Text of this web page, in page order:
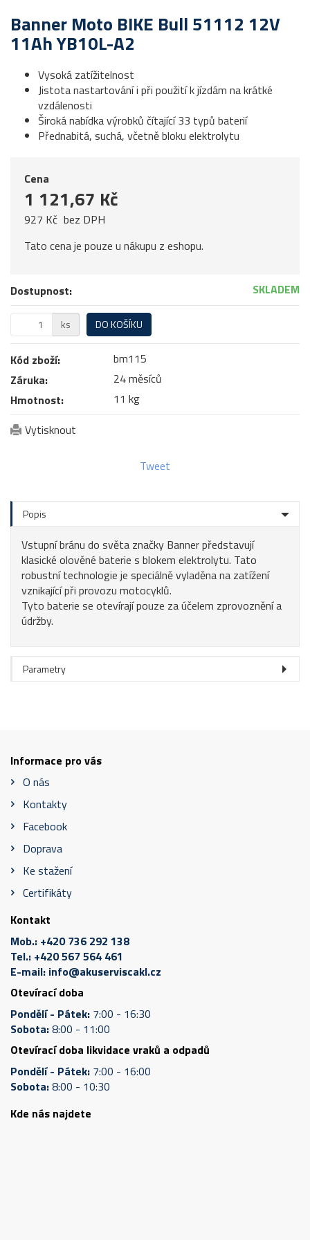
Banner Moto BIKE Bull 51112 12V
11Ah YB10L-A2
Vysoká zatížitelnost
Jistota nastartování i při použití k jízdám na krátké
vzdálenosti
Široká nabídka výrobků čítající 33 typů baterií
Přednabitá, suchá, včetně bloku elektrolytu
Cena
1 121,67 Kč
927 Kč bez DPH
Tato cena je pouze u nákupu z eshopu.
Dostupnost: SKLADEM
ks DO KOŠÍKU
Kód zboží:
bm115
Záruka:
24 měsíců
Hmotnost:
11 kg
Vytisknout
Tweet
Popis
Vstupní bránu do světa značky Banner představují
klasické olověné baterie s blokem elektrolytu. Tato
robustní technologie je speciálně vyladěna na zatížení
vznikající při provozu motocyklů.
Tyto baterie se otevírají pouze za účelem zprovoznění a
údržby.
Parametry
Informace pro vás
O nás
Kontakty
Facebook
Doprava
Ke stažení
Certifikáty
Kontakt
Mob.: +420 736 292 138
Tel.: +420 567 564 461
E-mail: info@akuserviscakl.cz
Otevírací doba
Pondělí - Pátek: 7:00 - 16:30
Sobota:8:00 - 11:00
Otevírací doba likvidace vraků a odpadů
Pondělí - Pátek: 7:00 - 16:00
Sobota:8:00 - 10:30
Kde nás najdete